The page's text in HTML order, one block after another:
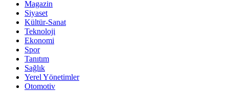
Magazin
Siyaset
Kültür-Sanat
Teknoloji
Ekonomi
Spor
Tanıtım
Sağlık
Yerel Yönetimler
Otomotiv